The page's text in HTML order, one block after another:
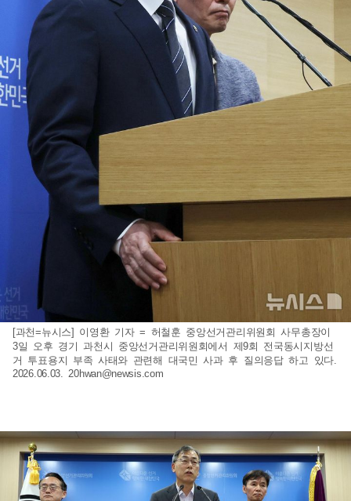
[과천=뉴시스] 이영환 기자 = 허철훈 중앙선거관리위원회 사무총장이
3일 오후 경기 과천시 중앙선거관리위원회에서 제9회 전국동시지방선
거 투표용지 부족 사태와 관련해 대국민 사과 후 질의응답 하고 있다.
2026.06.03.20hwan@newsis.com